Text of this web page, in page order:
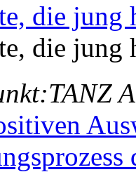
die jung
die jung